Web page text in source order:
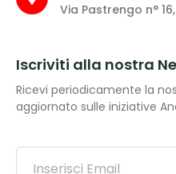
Via Pastrengo n° 16,
Iscriviti alla nostra
Ricevi periodicamente la
aggiornato sulle iniziative